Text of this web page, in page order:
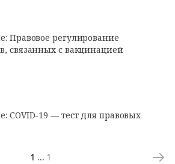
Правовое регулирование
связанных с вакцинацией
COVID-19 — тест для правовых
1 … 1